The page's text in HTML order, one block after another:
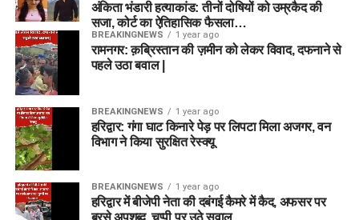
अंकिता भंडारी हत्याकांड: तीनों दोषियों को उम्रकैद की
सजा, कोर्ट का ऐतिहासिक फैसला…
BREAKINGNEWS 1 year ago
रामनगर: क़ब्रिस्तान की ज़मीन को लेकर विवाद, दफनाने से
पहले उठा बवाल |
BREAKINGNEWS 1 year ago
हरिद्वार: गंगा घाट किनारे पेड़ पर लिपटा मिला अजगर, वन
विभाग ने किया सुरक्षित रेस्क्यू
BREAKINGNEWS 1 year ago
हरिद्वार में बीजेपी नेता की दबंगई कैमरे में कैद, अफसर पर